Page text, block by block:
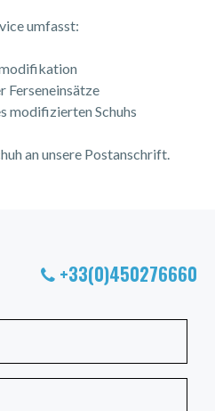
umfasst:
Ferseneinsätze
modifizierten Schuhs
an unsere Postanschrift.
+33(0)450276660